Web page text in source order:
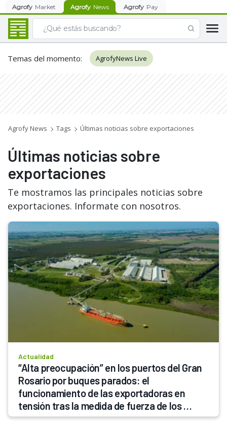
Agrofy Market Agrofy News Agrofy Pay
Temas del momento: AgrofyNews Live
Agrofy News Tags Últimas noticias sobre exportaciones
Últimas noticias sobre
exportaciones
Te mostramos las principales noticias sobre
exportaciones. Informate con nosotros.
Actualidad
“Alta preocupación” en los puertos del Gran
Rosario por buques parados: el
funcionamiento de las exportadoras en
tensión tras la medida de fuerza de los
prácticos